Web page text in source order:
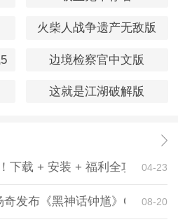
火柴人战争遗产无敌版
边境检察官中文版
这就是江湖破解版
下载 + 安装 + 福利全攻略，一
04-23
奇发布《黑神话钟馗》CG！预
08-20